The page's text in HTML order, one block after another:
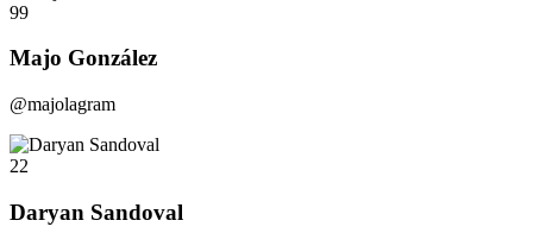
99
Majo González
@majolagram
22
Daryan Sandoval